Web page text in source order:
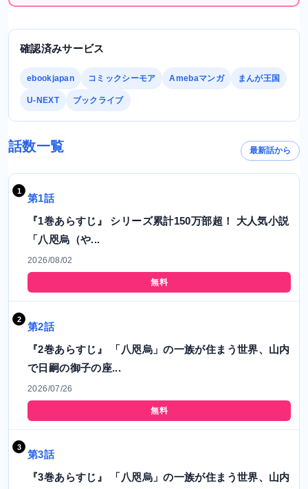
確認済みサービス
ebookjapan コミックシーモア Amebaマンガ まんが王国
U-NEXT ブックライブ
話数一覧 最新話から
第1話
『1巻あらすじ』 シリーズ累計150万部超！ 大人気小説
「八咫烏（や...
2026/08/02
無料
第2話
『2巻あらすじ』 「八咫烏」の一族が住まう世界、山内
で日嗣の御子の座...
2026/07/26
無料
第3話
『3巻あらすじ』 「八咫烏」の一族が住まう世界、山内